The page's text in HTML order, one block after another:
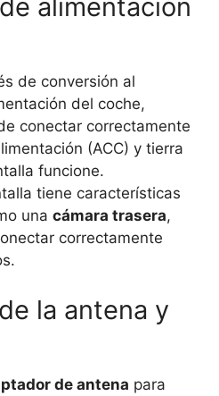
alimentación
de conversión al
del coche,
conectar correctamente
(ACC) y tierra
funcione.
tiene características
una cámara trasera,
correctamente
la antena y
de antena para